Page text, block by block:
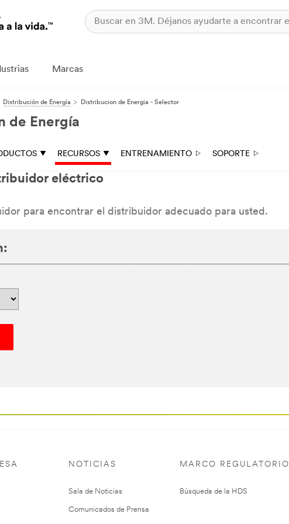
Marcas
Distribución de Energía Distribucion de Energia - Selector
de Energía
RECURSOS ENTRENAMIENTO SOPORTE
eléctrico
para encontrar el distribuidor adecuado para usted.
NOTICIAS
Sala de Noticias
Comunicados de Prensa
MARCO REGULATORIO
Búsqueda de la HDS